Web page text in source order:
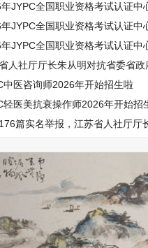
JYPC全国职业资格考试认证中
名啦
JYPC全国职业资格考试认证中
名啦
JYPC全国职业资格考试认证中
名啦
人社厅厅长朱从明对抗省委省政
中医咨询师2026年开始招生啦
轻医美抗衰操作师2026年开始招
篇实名举报，江苏省人社厅厅